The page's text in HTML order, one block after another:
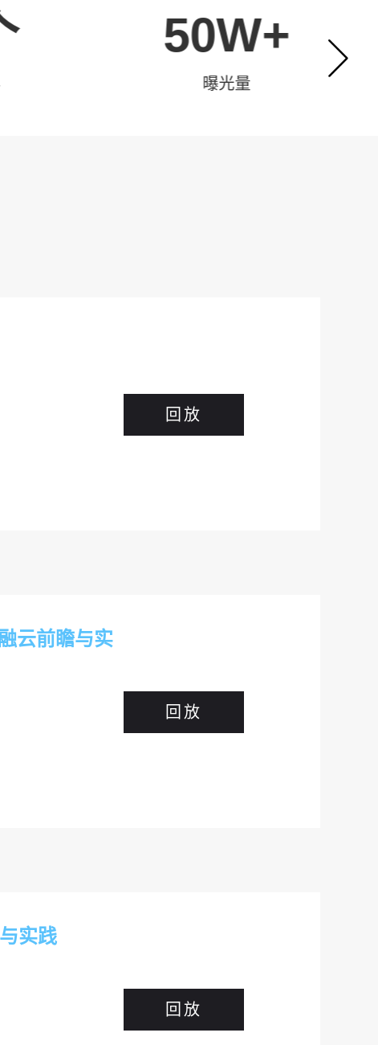
50W+
曝光量
回放
云前瞻与实
回放
实践
回放